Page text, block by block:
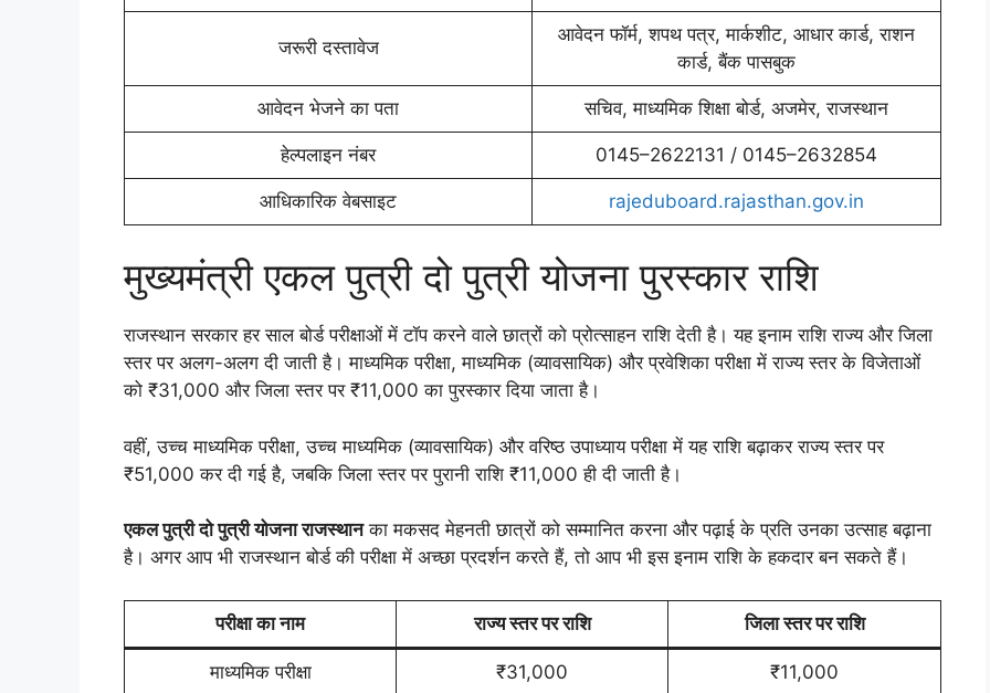
जरूरी दस्तावेज
आवेदन फॉर्म, शपथ पत्र, मार्कशीट, आधार कार्ड, राशन
कार्ड, बैंक पासबुक
आवेदन भेजने का पता सचिव, माध्यमिक शिक्षा बोर्ड, अजमेर, राजस्थान
हेल्पलाइन नंबर 0145–2622131 / 0145–2632854
आधिकारिक वेबसाइट rajeduboard.rajasthan.gov.in
मुख्यमंत्री एकल पुत्री दो पुत्री योजना पुरस्कार राशि
राजस्थान सरकार हर साल बोर्ड परीक्षाओं में टॉप करने वाले छात्रों को प्रोत्साहन राशि देती है। यह इनाम राशि राज्य और जिला
स्तर पर अलग-अलग दी जाती है। माध्यमिक परीक्षा, माध्यमिक (व्यावसायिक) और प्रवेशिका परीक्षा में राज्य स्तर के विजेताओं
को ₹31,000 और जिला स्तर पर ₹11,000 का पुरस्कार दिया जाता है।
वहीं, उच्च माध्यमिक परीक्षा, उच्च माध्यमिक (व्यावसायिक) और वरिष्ठ उपाध्याय परीक्षा में यह राशि बढ़ाकर राज्य स्तर पर
₹51,000 कर दी गई है, जबकि जिला स्तर पर पुरानी राशि ₹11,000 ही दी जाती है।
एकल पुत्री दो पुत्री योजना राजस्थानका मकसद मेहनती छात्रों को सम्मानित करना और पढ़ाई के प्रति उनका उत्साह बढ़ाना
है। अगर आप भी राजस्थान बोर्ड की परीक्षा में अच्छा प्रदर्शन करते हैं, तो आप भी इस इनाम राशि के हकदार बन सकते हैं।
परीक्षा का नाम राज्य स्तर पर राशि जिला स्तर पर राशि
माध्यमिक परीक्षा ₹31,000 ₹11,000